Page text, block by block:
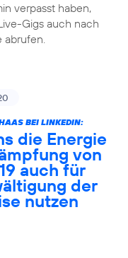
verpasst haben,
Gigs auch nach
abrufen.
BEI LINKEDIN:
die Energie
von
auch für
der
nutzen